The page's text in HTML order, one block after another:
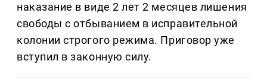
наказание в виде 2 лет 2 месяцев лишения
свободы с отбыванием в исправительной
колонии строгого режима. Приговор уже
вступил в законную силу.